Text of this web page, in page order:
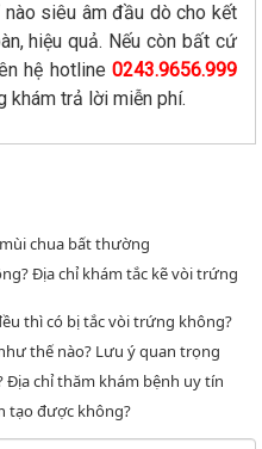
siêu âm đầu dò cho kết
hiệu quả. Nếu còn bất cứ
hệ hotline 0243.9656.999
khám trả lời miễn phí.
chua bất thường
Địa chỉ khám tắc kẽ vòi trứng
thì có bị tắc vòi trứng không?
thế nào? Lưu ý quan trọng
chỉ thăm khám bệnh uy tín
tạo được không?